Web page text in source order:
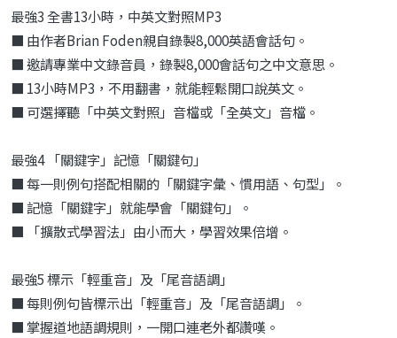
最強3 全書13小時，中英文對照MP3
■ 由作者Brian Foden親自錄製8,000英語會話句。
■ 邀請專業中文錄音員，錄製8,000會話句之中文意思。
■ 13小時MP3，不用翻書，就能輕鬆開口說英文。
■ 可選擇聽「中英文對照」音檔或「全英文」音檔。
最強4 「關鍵字」記憶「關鍵句」
■ 每一則例句搭配相關的「關鍵字彙、慣用語、句型」。
■ 記憶「關鍵字」就能學會「關鍵句」。
■ 「擴散式學習法」由小而大，學習效果倍增。
最強5 標示「輕重音」及「尾音語調」
■ 每則例句皆標示出「輕重音」及「尾音語調」。
■ 掌握道地語調規則，一開口連老外都讚嘆。